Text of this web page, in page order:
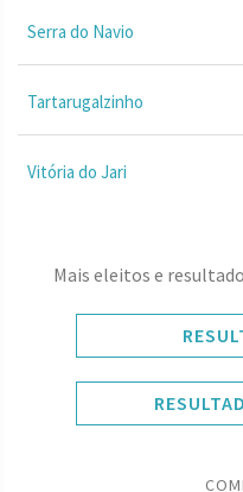
Serra do Navio
Tartarugalzinho
Vitória do Jari
Mais eleitos e